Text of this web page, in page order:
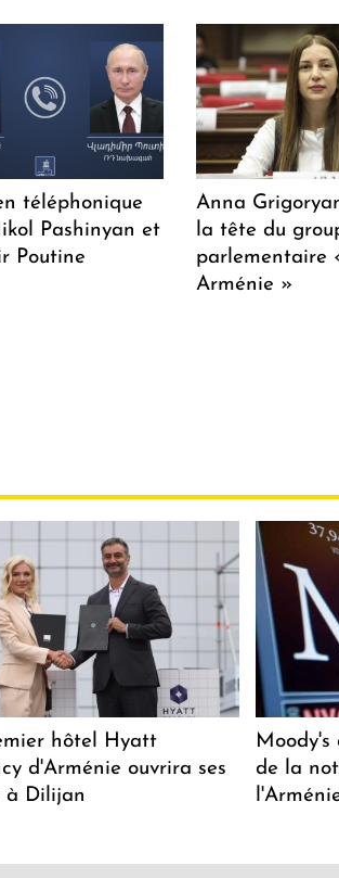
téléphonique
Pashinyan et
Poutine
Anna
la tête du
parlementaire
Arménie »
hôtel Hyatt
d'Arménie ouvrira ses
à Dilijan
de la